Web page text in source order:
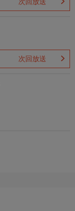
次回放送
次回放送